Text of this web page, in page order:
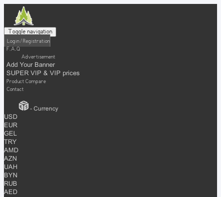
Toggle navigation
Login / Registration
F.A.Q
Advertisement
Add Your Banner
SUPER VIP & VIP prices
Product Compare
Contact
- Currency
USD
EUR
GEL
TRY
AMD
AZN
UAH
BYN
RUB
AED